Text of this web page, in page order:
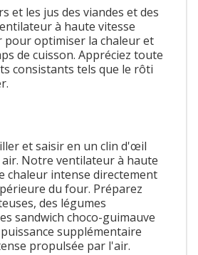
et les jus des viandes et des
à haute vitesse
pour optimiser la chaleur et
de cuisson. Appréciez toute
consistants tels que le rôti
et saisir en un clin d'œil
air. Notre ventilateur à haute
chaleur intense directement
du four. Préparez
des légumes
sandwich choco-guimauve
supplémentaire
propulsée par l'air.